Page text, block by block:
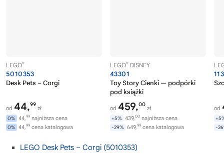
LEGO®
5010353
Desk Pets – Corgi
od 44,99
zł
0% 44,99 najniższa cena
0% 44,99 cena katalogowa
LEGO® DISNEY
43301
Toy Story Cienki — podpórki
pod książki
od 459,00
zł
+5% 439,00 najniższa cena
-29% 649,99 cena katalogowa
od
-
LEGO Desk Pets – Corgi (5010353)